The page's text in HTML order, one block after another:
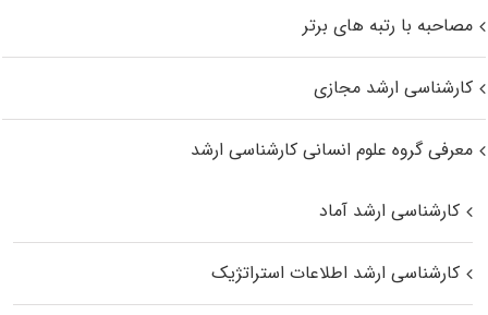
مصاحبه با رتبه های برتر
کارشناسی ارشد مجازی
معرفی گروه علوم انسانی کارشناسی ارشد
کارشناسی ارشد آماد
کارشناسی ارشد اطلاعات استراتژیک